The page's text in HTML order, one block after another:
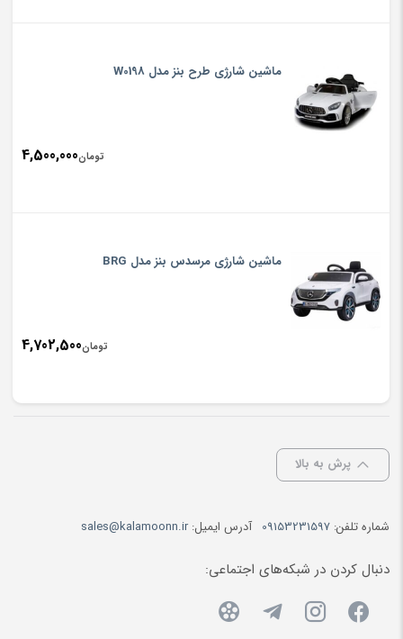
ماشین شارژی طرح بنز مدل W0198
تومان4,500,000
ماشین شارژی مرسدس بنز مدل BRG
تومان4,702,500
پرش به بالا
شماره تلفن: 09153231597 آدرس ایمیل:sales@kalamoonn.ir
دنبال کردن در شبکه‌های اجتماعی: